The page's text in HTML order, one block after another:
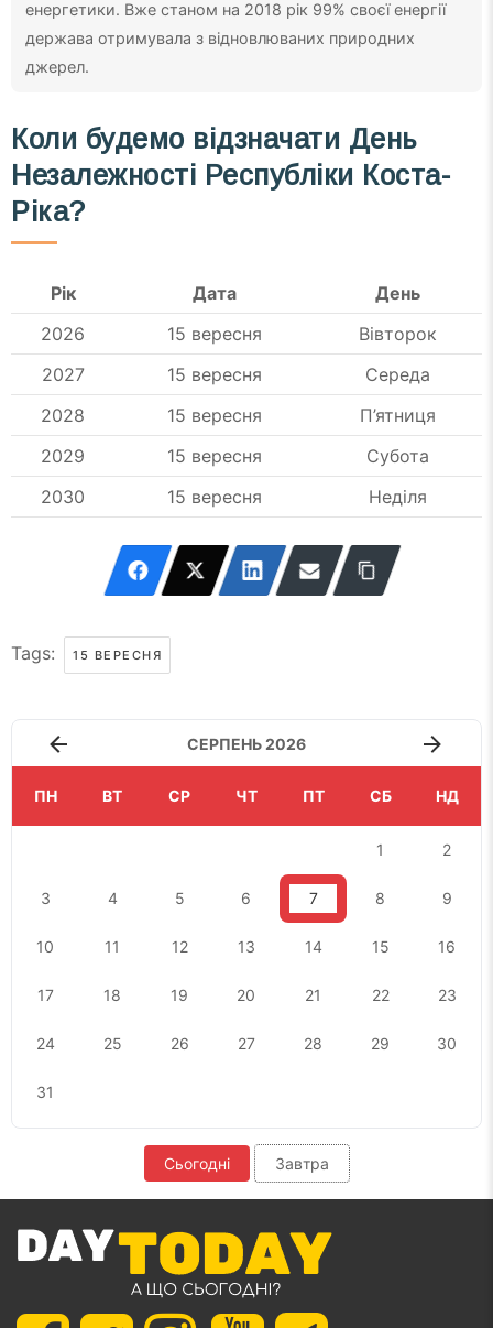
енергетики. Вже станом на 2018 рік 99% своєї енергії
держава отримувала з відновлюваних природних
джерел.
Коли будемо відзначати День
Незалежності Республіки Коста-
Ріка?
Рік Дата
День
2026
15 вересня
Вівторок
2027
15 вересня
Середа
2028
15 вересня
П’ятниця
2029
15 вересня
Субота
2030
15 вересня Неділя
Tags: 15 ВЕРЕСНЯ
СЕРПЕНЬ 2026
ПН ВТ СР ЧТ ПТ СБ НД
1 2
3 4 5 6 7 8 9
10 11 12 13 14 15 16
17 18 19 20 21 22 23
24 25 26 27 28 29 30
31
Сьогодні Завтра